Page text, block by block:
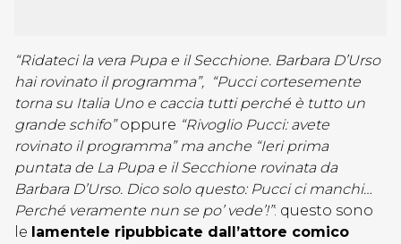
“Ridateci la vera Pupa e il Secchione. Barbara D’Urso
hai rovinato il programma”, “Pucci cortesemente
torna su Italia Uno e caccia tutti perché è tutto un
grande schifo”oppure “Rivoglio Pucci: avete
rovinato il programma” ma anche “Ieri prima
puntata de La Pupa e il Secchione rovinata da
Barbara D’Urso. Dico solo questo: Pucci ci manchi…
Perché veramente nun se po’ vede’!”: questo sono
le lamentele ripubbicate dall’attore comico